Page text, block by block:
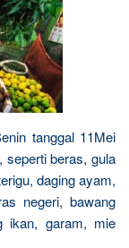
tanggal 11Mei
seperti beras, gula
daging ayam,
negeri, bawang
ikan, garam, mie